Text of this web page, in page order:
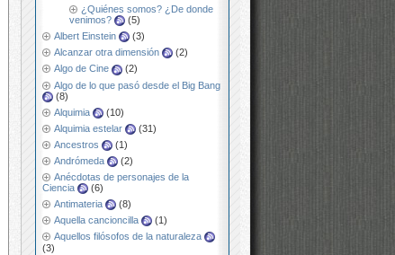
¿Quiénes somos? ¿De donde
venimos?
(5)
Albert Einstein
(3)
Alcanzar otra dimensión
(2)
Algo de Cine
(2)
Algo de lo que pasó desde el Big Bang
(8)
Alquimia
(10)
Alquimia estelar
(31)
Ancestros
(1)
Andrómeda
(2)
Anécdotas de personajes de la
Ciencia
(6)
Antimateria
(8)
Aquella cancioncilla
(1)
Aquellos filósofos de la naturaleza
(3)